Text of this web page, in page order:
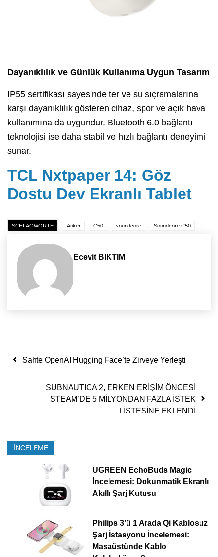
Dayanıklılık ve Günlük Kullanıma Uygun Tasarım
IP55 sertifikası sayesinde ter ve su sıçramalarına
karşı dayanıklılık gösteren cihaz, spor ve açık hava
kullanımına da uygundur. Bluetooth 6.0 bağlantı
teknolojisi ise daha stabil ve hızlı bağlantı deneyimi
sunar.
TCL Nxtpaper 14: Göz
Dostu Dev Ekranlı Tablet
SCHLAGWORTE Anker C50 soundcore Soundcore C50
Ecevit BIKTIM
Yazı dolaşımı
Sahte OpenAI Hugging Face’te Zirveye Yerleşti
SUBNAUTICA 2, ERKEN ERİŞİM ÖNCESİ
STEAM’DE 5 MİLYONDAN FAZLA İSTEK
LİSTESİNE EKLENDİ
İNCELEME
UGREEN EchoBuds Magic
İncelemesi: Dokunmatik Ekranlı
Akıllı Şarj Kutusu
Philips 3’ü 1 Arada Qi Kablosuz
Şarj İstasyonu İncelemesi:
Masaüstünde Kablo